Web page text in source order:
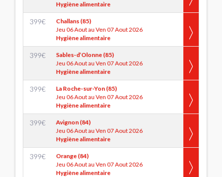
Hygiène alimentaire
399€
Challans (85)
Jeu 06 Aout au Ven 07 Aout 2026
Hygiène alimentaire
399€
Sables-d’Olonne (85)
Jeu 06 Aout au Ven 07 Aout 2026
Hygiène alimentaire
399€
La Roche-sur-Yon (85)
Jeu 06 Aout au Ven 07 Aout 2026
Hygiène alimentaire
399€
Avignon (84)
Jeu 06 Aout au Ven 07 Aout 2026
Hygiène alimentaire
399€
Orange (84)
Jeu 06 Aout au Ven 07 Aout 2026
Hygiène alimentaire